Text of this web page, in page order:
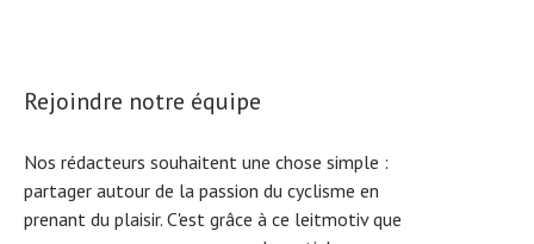
Rejoindre notre équipe
Nos rédacteurs souhaitent une chose simple :
partager autour de la passion du cyclisme en
prenant du plaisir. C'est grâce à ce leitmotiv que